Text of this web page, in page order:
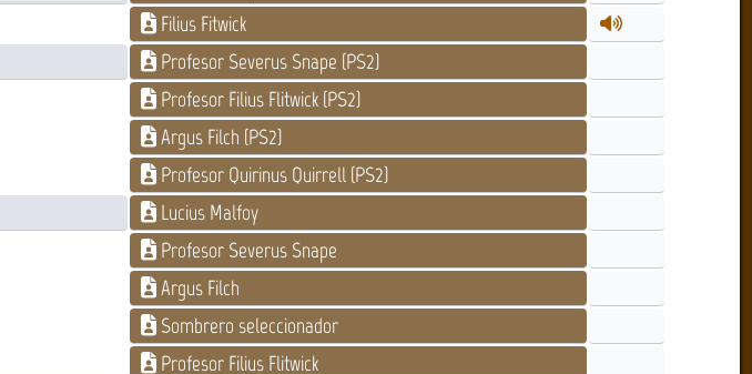
Filius Fitwick
Profesor Severus Snape (PS2)
Profesor Filius Flitwick (PS2)
Argus Filch (PS2)
Profesor Quirinus Quirrell (PS2)
Lucius Malfoy
Profesor Severus Snape
Argus Filch
Sombrero seleccionador
Profesor Filius Flitwick